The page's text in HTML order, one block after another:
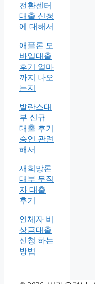
전환센터
대출 신청
에 대해서
애플론 모
바일대출
후기 얼마
까지 나오
는지
발란스대
부 신규
대출 후기
승인 관련
해서
새희망론
대부 무직
자 대출
후기
연체자 비
상금대출
신청 하는
방법